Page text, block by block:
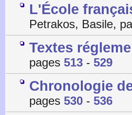
L'École
Petrakos, Basile,
Textes
pages 513 - 529
Chronologie
pages 530 - 536